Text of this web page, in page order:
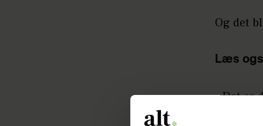
Og det
Læs
- Det er